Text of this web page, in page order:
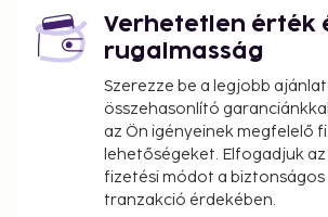
5 floors, elevator.
Arrival
Between 27 July and 31 August
Saturday and a weekly stay. Arrival
minimum 2-night stay at all other
time: 17:00, check-out time: 10:00.
Verhetetlen érték
rugalmasság
Szerezze be a legjobb
összehasonlító
az Ön igényeinek megfelelő
lehetőségeket. Elfogadjuk
fizetési módot a biztonságos
tranzakció érdekében.